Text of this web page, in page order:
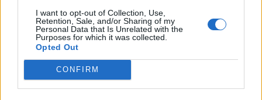
I want to opt-out of Collection, Use,
Retention, Sale, and/or Sharing of my
Personal Data that Is Unrelated with the
Purposes for which it was collected.
Opted Out
CONFIRM